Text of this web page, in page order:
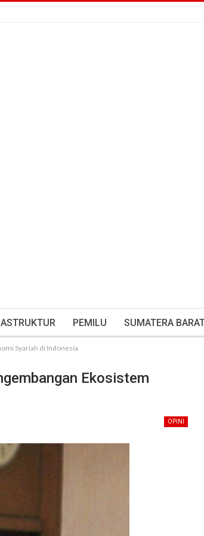
PEMILU SUMATERA
Syariah di Indonesia
Ekosistem
OPINI